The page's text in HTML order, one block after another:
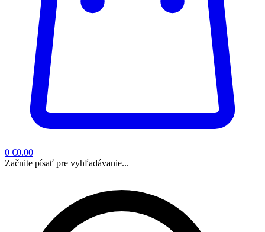
0 €0.00
Začnite písať pre vyhľadávanie...